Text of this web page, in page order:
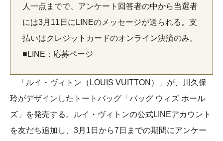
人一点までで、アンケート回答者の中から当選者
には3月11日にLINEのメッセージが送られる。支
払いはクレジットカードのオンライン決済のみ。
■LINE：応募ページ
「ルイ・ヴィトン（LOUIS VUITTON）」が、川久保
玲がデザインしたトートバッグ「バッグ ウィズ ホール
ズ」を発売する。ルイ・ヴィトンの公式LINEアカウント
を友だち追加し、3月1日から7日までの期間にアンケー